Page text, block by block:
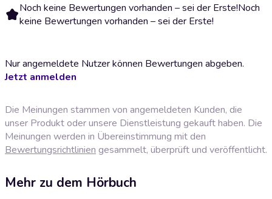
Noch keine Bewertungen vorhanden – sei der Erste!Noch
keine Bewertungen vorhanden – sei der Erste!
Nur angemeldete Nutzer können Bewertungen abgeben.
Jetzt anmelden
Die Meinungen stammen von angemeldeten Kunden, die
unser Produkt oder unsere Dienstleistung gekauft haben. Die
Meinungen werden in Übereinstimmung mit den
Bewertungsrichtlinien gesammelt, überprüft und veröffentlicht.
Mehr zu dem Hörbuch